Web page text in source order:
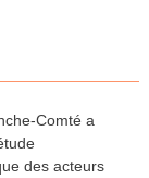
Comté a
des acteurs